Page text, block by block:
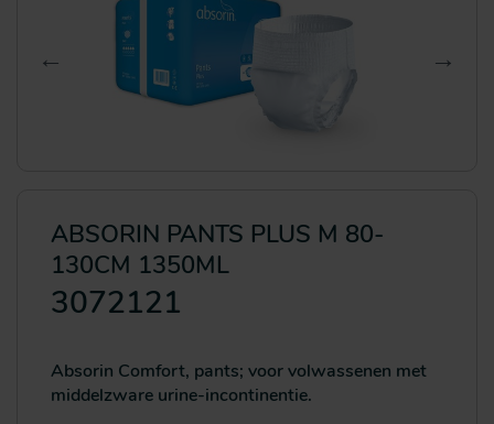
ABSORIN PANTS PLUS M 80-
130CM 1350ML
3072121
Absorin Comfort, pants; voor volwassenen met
middelzware urine-incontinentie.